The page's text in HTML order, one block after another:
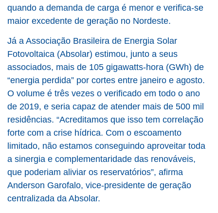
quando a demanda de carga é menor e verifica-se
maior excedente de geração no Nordeste.
Já a Associação Brasileira de Energia Solar
Fotovoltaica (Absolar) estimou, junto a seus
associados, mais de 105 gigawatts-hora (GWh) de
“energia perdida” por cortes entre janeiro e agosto.
O volume é três vezes o verificado em todo o ano
de 2019, e seria capaz de atender mais de 500 mil
residências. “Acreditamos que isso tem correlação
forte com a crise hídrica. Com o escoamento
limitado, não estamos conseguindo aproveitar toda
a sinergia e complementaridade das renováveis,
que poderiam aliviar os reservatórios”, afirma
Anderson Garofalo, vice-presidente de geração
centralizada da Absolar.